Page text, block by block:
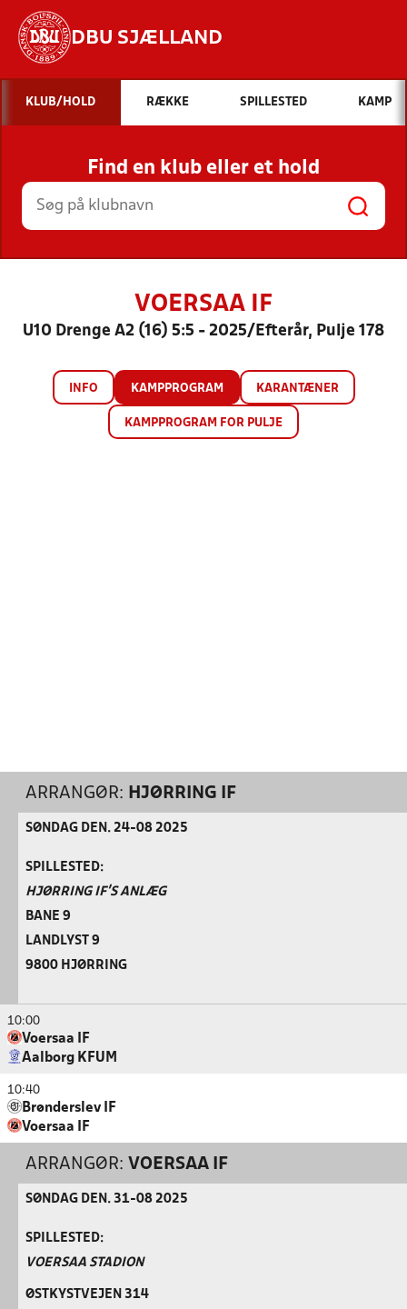
DBU SJÆLLAND
Hvad vil du søge efter?
INDHOLD OG NYHEDER
STILLINGER, RESULTATER, KLUBBER OG
HOLD
KLUB/HOLD RÆKKE SPILLESTED KAMP
Find en klub eller et hold
VOERSAA IF
U10 Drenge A2 (16) 5:5 - 2025/Efterår, Pulje 178
INFO KAMPPROGRAM KARANTÆNER
KAMPPROGRAM FOR PULJE
ARRANGØR: HJØRRING IF
SØNDAG DEN. 24-08 2025
SPILLESTED:
HJØRRING IF'S ANLÆG
BANE 9
LANDLYST 9
9800 HJØRRING
10:00
Voersaa IF
Aalborg KFUM
10:40
Brønderslev IF
Voersaa IF
ARRANGØR: VOERSAA IF
SØNDAG DEN. 31-08 2025
SPILLESTED:
VOERSAA STADION
ØSTKYSTVEJEN 314